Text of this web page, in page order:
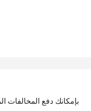
بإمكانك دفع المخالفات